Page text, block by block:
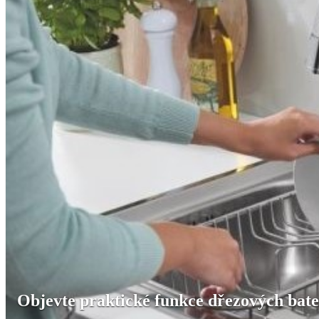
Objevte praktické funkce dřezových